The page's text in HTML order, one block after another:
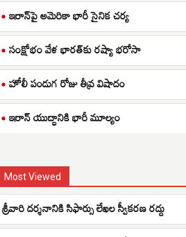
ఇరాన్‌పై అమెరికా భారీ సైనిక చర్య
సంక్షోభం వేళ భారత్‌కు రష్యా భరోసా
హోలీ పండుగ రోజు తీవ్ర విషాదం
ఇరాన్ యుద్ధానికి భారీ మూల్యం
Most Viewed
శ్రీవారి దర్శనానికి సిఫార్సు లేఖల స్వీకరణ రద్దు